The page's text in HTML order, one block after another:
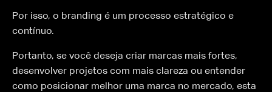
Por isso, o branding é um processo estratégico e
contínuo.
Portanto, se você deseja criar marcas mais fortes,
desenvolver projetos com mais clareza ou entender
como posicionar melhor uma marca no mercado, esta